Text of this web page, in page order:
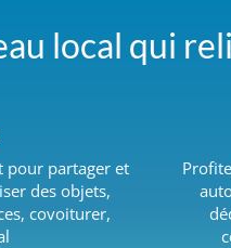
local qui
pour partager et
des objets,
covoiturer,